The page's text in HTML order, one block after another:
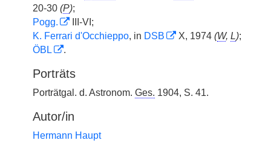
20-30 (P);
Pogg.
III-VI;
K. Ferrari d'Occhieppo, in DSB X, 1974 (W, L);
ÖBL
.
Porträts
Porträtgal. d. Astronom. Ges. 1904, S. 41.
Autor/in
Hermann Haupt